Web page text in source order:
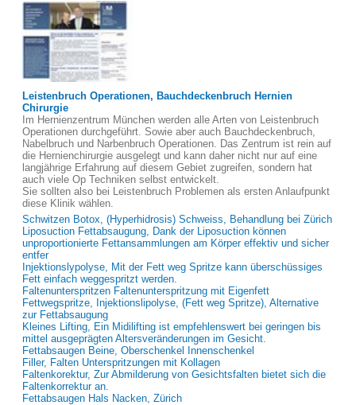
Leistenbruch Operationen, Bauchdeckenbruch Hernien
Chirurgie
Im Hernienzentrum München werden alle Arten von Leistenbruch
Operationen durchgeführt. Sowie aber auch Bauchdeckenbruch,
Nabelbruch und Narbenbruch Operationen. Das Zentrum ist rein auf
die Hernienchirurgie ausgelegt und kann daher nicht nur auf eine
langjährige Erfahrung auf diesem Gebiet zugreifen, sondern hat
auch viele Op Techniken selbst entwickelt.
Sie sollten also bei Leistenbruch Problemen als ersten Anlaufpunkt
diese Klinik wählen.
Schwitzen Botox, (Hyperhidrosis) Schweiss, Behandlung bei Zürich
Liposuction Fettabsaugung, Dank der Liposuction können
unproportionierte Fettansammlungen am Körper effektiv und sicher
entfer
Injektionslypolyse, Mit der Fett weg Spritze kann überschüssiges
Fett einfach weggespritzt werden.
Faltenunterspritzen Faltenunterspritzung mit Eigenfett
Fettwegspritze, Injektionslipolyse, (Fett weg Spritze), Alternative
zur Fettabsaugung
Kleines Lifting, Ein Midilifting ist empfehlenswert bei geringen bis
mittel ausgeprägten Altersveränderungen im Gesicht.
Fettabsaugen Beine, Oberschenkel Innenschenkel
Filler, Falten Unterspritzungen mit Kollagen
Faltenkorektur, Zur Abmilderung von Gesichtsfalten bietet sich die
Faltenkorrektur an.
Fettabsaugen Hals Nacken, Zürich